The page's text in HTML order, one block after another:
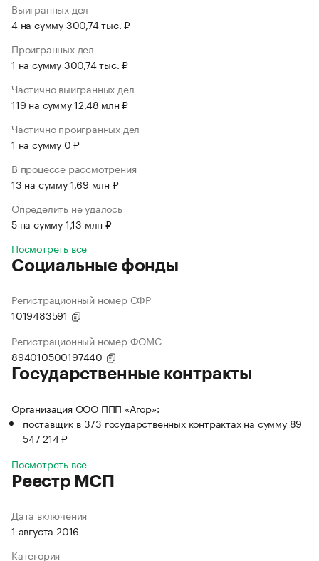
Выигранных дел
4 на сумму 300,74 тыс. ₽
Проигранных дел
1 на сумму 300,74 тыс. ₽
Частично выигранных дел
119 на сумму 12,48 млн ₽
Частично проигранных дел
1 на сумму 0 ₽
В процессе рассмотрения
13 на сумму 1,69 млн ₽
Определить не удалось
5 на сумму 1,13 млн ₽
Посмотреть все
Социальные фонды
Регистрационный номер СФР
1019483591
Регистрационный номер ФОМС
894010500197440
Государственные контракты
Организация ООО ППП «Агор»:
поставщик в 373 государственных контрактах на сумму 89
547 214 ₽
Посмотреть все
Реестр МСП
Дата включения
1 августа 2016
Категория